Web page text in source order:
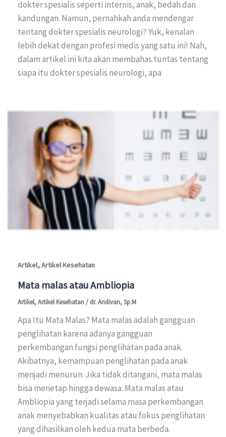
dokter spesialis seperti internis, anak, bedah dan
kandungan. Namun, pernahkah anda mendengar
tentang dokter spesialis neurologi? Yuk, kenalan
lebih dekat dengan profesi medis yang satu ini! Nah,
dalam artikel ini kita akan membahas tuntas tentang
siapa itu dokter spesialis neurologi, apa
Artikel,Artikel Kesehatan
Mata malas atau Ambliopia
Artikel,Artikel Kesehatan/ dr. Andivan, Sp.M
Apa Itu Mata Malas? Mata malas adalah gangguan
penglihatan karena adanya gangguan
perkembangan fungsi penglihatan pada anak.
Akibatnya, kemampuan penglihatan pada anak
menjadi menurun. Jika tidak ditangani, mata malas
bisa menetap hingga dewasa. Mata malas atau
Ambliopia yang terjadi selama masa perkembangan
anak menyebabkan kualitas atau fokus penglihatan
yang dihasilkan oleh kedua mata berbeda.